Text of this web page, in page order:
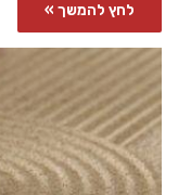
לחץ להמשך »